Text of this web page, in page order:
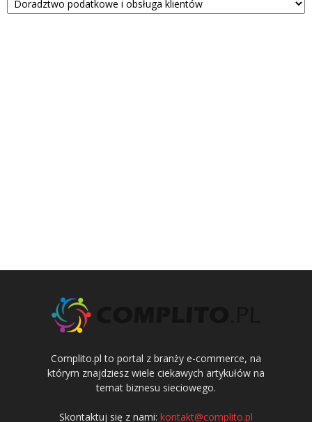
Complito.pl to portal z branży e-commerce, na
którym znajdziesz wiele ciekawych artykułów na
temat biznesu sieciowego.
Skontaktuj się z nami: kontakt@complito.pl